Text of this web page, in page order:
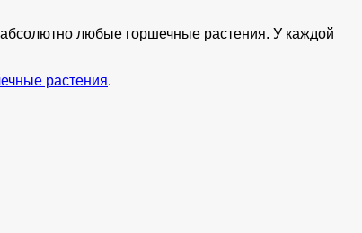
любые горшечные растения. У каждой
растения.